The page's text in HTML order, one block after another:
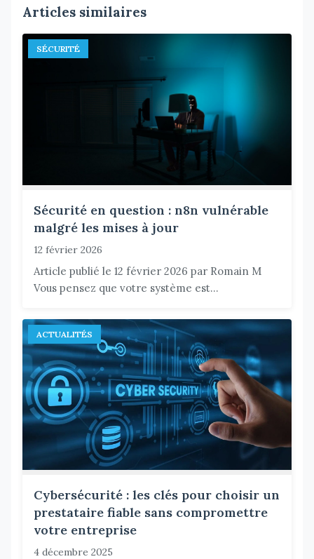
Articles similaires
SÉCURITÉ
Sécurité en question : n8n vulnérable
malgré les mises à jour
12 février 2026
Article publié le 12 février 2026 par Romain M
Vous pensez que votre système est...
ACTUALITÉS
Cybersécurité : les clés pour choisir un
prestataire fiable sans compromettre
votre entreprise
4 décembre 2025